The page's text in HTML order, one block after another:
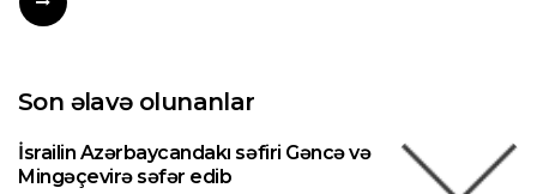
Son əlavə olunanlar
İsrailin Azərbaycandakı səfiri Gəncə və
Mingəçevirə səfər edib